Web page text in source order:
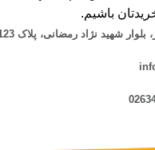
باشیم.
بلوار شهید نژاد رمضانی، پلاک 123